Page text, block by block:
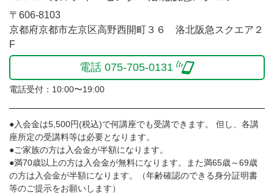
〒606-8103
京都府京都市左京区高野西開町３６ 洛北阪急スクエア２
F
電話 075-705-0131
電話受付：10:00〜19:00
●入会金は5,500円(税込)で何講座でも受講できます。 但し、各講
座所定の受講料等は必要となります。
●ご家族の方は入会金が半額になります。
●満70歳以上の方は入会金が無料になります。また満65歳～69歳
の方は入会金が半額になります。（年齢確認のできる身分証明書
等のご提示をお願いします）